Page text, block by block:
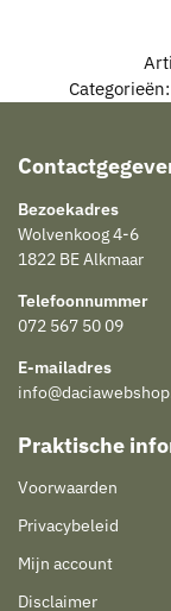
Categorieën:
Bezoekadres
Wolvenkoog 4-6
1822 BE Alkmaar
Telefoonnummer
072 567 50 09
E-mailadres
Praktische
Voorwaarden
Privacybeleid
Mijn account
Disclaimer